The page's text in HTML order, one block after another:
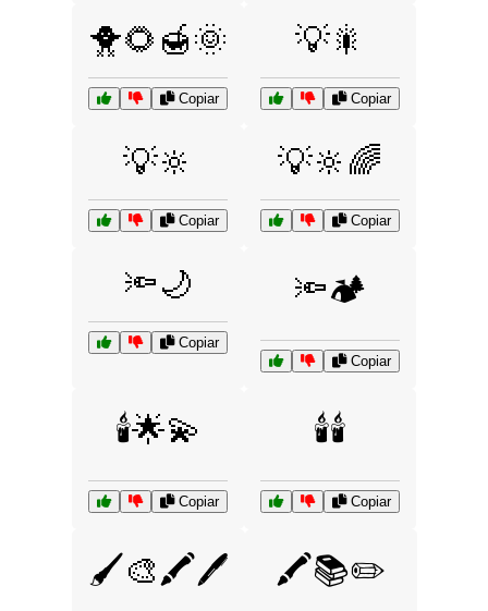
🐥🌻🍯🌞
Copiar
💡🎇
Copiar
💡🔆
Copiar
💡🔆🌈
Copiar
🔦🌙
Copiar
🔦🏕️
Copiar
🕯️🌟💫
Copiar
🕯️🕯️
Copiar
🖌️🎨🖍️🖊️ 🖍️📚✏️